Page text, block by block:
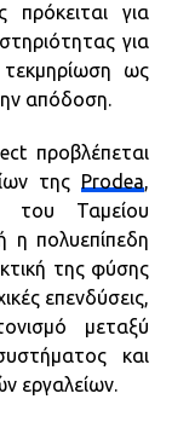
για
για
τεκμηρίωση ως
απόδοση.
προβλέπεται
της Prodea,
του Ταμείου
η πολυεπίπεδη
της φύσης
επενδύσεις,
μεταξύ
και
εργαλείων.